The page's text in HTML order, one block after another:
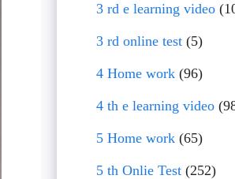
3 rd e learning video
3 rd online test(5)
4 Home work(96)
4 th e learning video
5 Home work(65)
5 th Onlie Test(252)